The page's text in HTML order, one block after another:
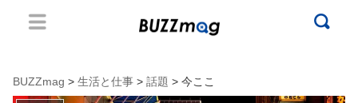
BUZZmag > 生活と仕事 > 話題 > 今ここ